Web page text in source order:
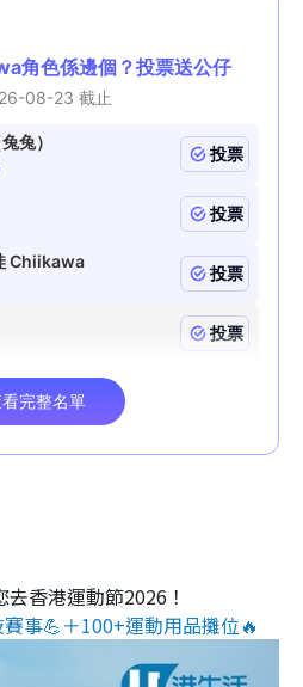
去香港運動節2026！
事💪＋100+運動用品攤位🔥